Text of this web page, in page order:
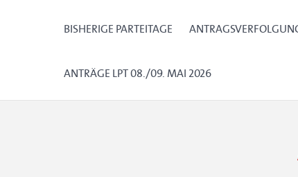
BISHERIGE PARTEITAGE
ANTRÄGE LPT 08./09. MAI 2026